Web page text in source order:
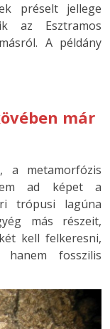
préselt jellege
az Esztramos
A példány
már
a metamorfózis
ad képet a
trópusi lagúna
más részeit,
kell felkeresni,
hanem fosszilis